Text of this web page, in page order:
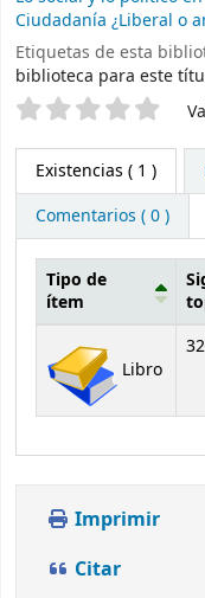
Ciudadanía ¿Liberal o
Etiquetas de esta
biblioteca para este
Valoración
Existencias ( 1 )
Comentarios ( 0 )
Tipo de
ítem
Libro
Imprimir
Citar